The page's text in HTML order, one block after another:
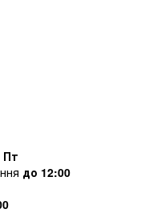
Пт
до 12:00